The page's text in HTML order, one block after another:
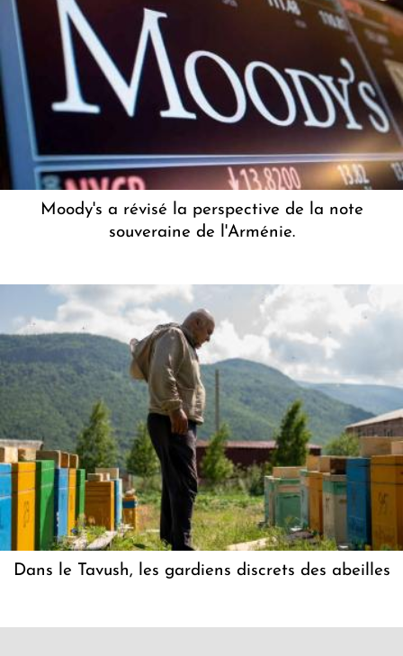
Moody's a révisé la perspective de la note
souveraine de l'Arménie.
Dans le Tavush, les gardiens discrets des abeilles